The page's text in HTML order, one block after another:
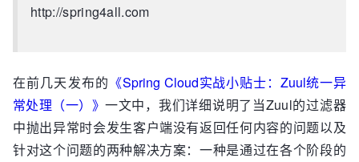
http://spring4all.com
在前几天发布的 《Spring Cloud实战小贴士：Zuul统一异
常处理（一）》 一文中，我们详细说明了当Zuul的过滤器
中抛出异常时会发生客户端没有返回任何内容的问题以及
针对这个问题的两种解决方案：一种是通过在各个阶段的